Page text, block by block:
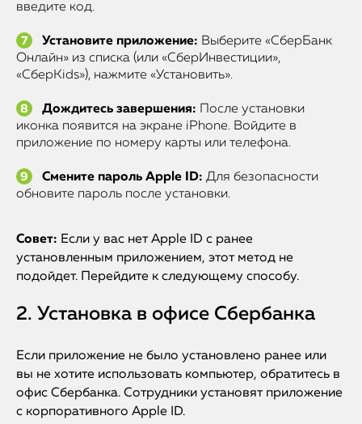
введите код.
Установите приложение: Выберите «СберБанк
Онлайн» из списка (или «СберИнвестиции»,
«СберKids»), нажмите «Установить».
Дождитесь завершения: После установки
иконка появится на экране iPhone. Войдите в
приложение по номеру карты или телефона.
Смените пароль Apple ID: Для безопасности
обновите пароль после установки.
Совет: Если у вас нет Apple ID с ранее
установленным приложением, этот метод не
подойдет. Перейдите к следующему способу.
2. Установка в офисе Сбербанка
Если приложение не было установлено ранее или
вы не хотите использовать компьютер, обратитесь в
офис Сбербанка. Сотрудники установят приложение
с корпоративного Apple ID.